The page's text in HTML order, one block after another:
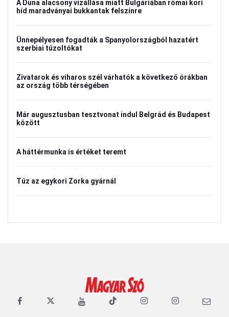
A Duna alacsony vízállása miatt Bulgáriában római kori
híd maradványai bukkantak felszínre
Ünnepélyesen fogadták a Spanyolországból hazatért
szerbiai tűzoltókat
Zivatarok és viharos szél várhatók a következő órákban
az ország több térségében
Már augusztusban tesztvonat indul Belgrád és Budapest
között
A háttérmunka is értéket teremt
Tűz az egykori Zorka gyárnál